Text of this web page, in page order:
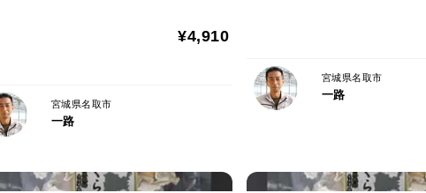
¥4,910
宮城県名取市
一路
宮城県名取市
一路